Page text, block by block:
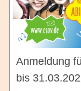
Anmeldung
bis